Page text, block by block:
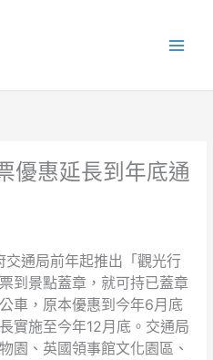
優惠延長到年底通
通局前年起推出「觀光行
到景點蓋章，就可持已蓋章
車，原本優惠到今年6月底
實施至今年12月底。交通局
園、英國領事館文化園區、